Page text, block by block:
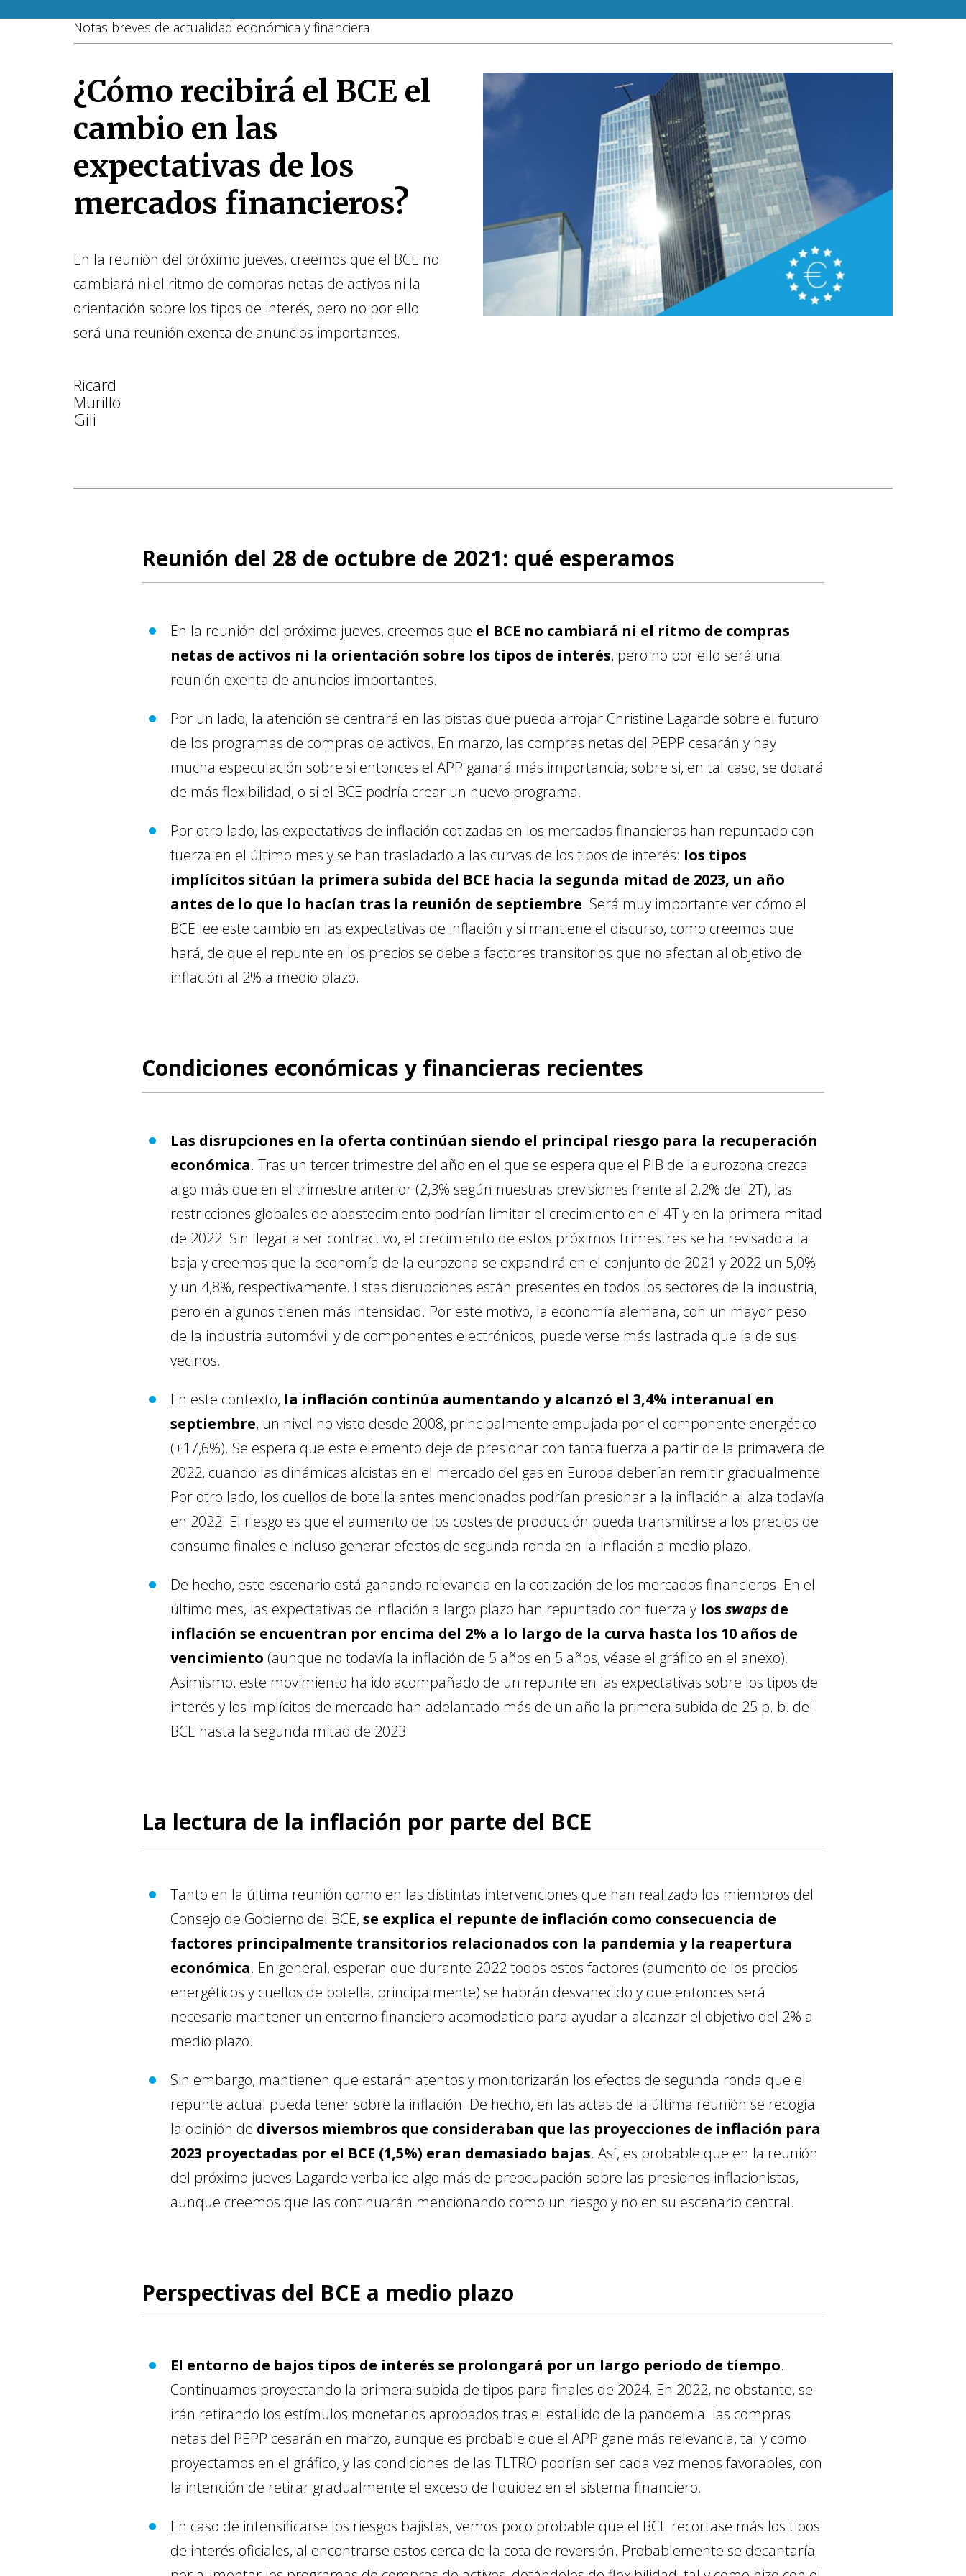
Notas breves de actualidad económica y financiera
¿Cómo recibirá el BCE el
cambio en las
expectativas de los
mercados financieros?
En la reunión del próximo jueves, creemos que el BCE no
cambiará ni el ritmo de compras netas de activos ni la
orientación sobre los tipos de interés, pero no por ello
será una reunión exenta de anuncios importantes.
Ricard
Murillo
Gili
Reunión del 28 de octubre de 2021: qué esperamos
En la reunión del próximo jueves, creemos que el BCE no cambiará ni el ritmo de compras
netas de activos ni la orientación sobre los tipos de interés, pero no por ello será una
reunión exenta de anuncios importantes.
Por un lado, la atención se centrará en las pistas que pueda arrojar Christine Lagarde sobre el futuro
de los programas de compras de activos. En marzo, las compras netas del PEPP cesarán y hay
mucha especulación sobre si entonces el APP ganará más importancia, sobre si, en tal caso, se dotará
de más flexibilidad, o si el BCE podría crear un nuevo programa.
Por otro lado, las expectativas de inflación cotizadas en los mercados financieros han repuntado con
fuerza en el último mes y se han trasladado a las curvas de los tipos de interés: los tipos
implícitos sitúan la primera subida del BCE hacia la segunda mitad de 2023, un año
antes de lo que lo hacían tras la reunión de septiembre. Será muy importante ver cómo el
BCE lee este cambio en las expectativas de inflación y si mantiene el discurso, como creemos que
hará, de que el repunte en los precios se debe a factores transitorios que no afectan al objetivo de
inflación al 2% a medio plazo.
Condiciones económicas y financieras recientes
Las disrupciones en la oferta continúan siendo el principal riesgo para la recuperación
económica. Tras un tercer trimestre del año en el que se espera que el PIB de la eurozona crezca
algo más que en el trimestre anterior (2,3% según nuestras previsiones frente al 2,2% del 2T), las
restricciones globales de abastecimiento podrían limitar el crecimiento en el 4T y en la primera mitad
de 2022. Sin llegar a ser contractivo, el crecimiento de estos próximos trimestres se ha revisado a la
baja y creemos que la economía de la eurozona se expandirá en el conjunto de 2021 y 2022 un 5,0%
y un 4,8%, respectivamente. Estas disrupciones están presentes en todos los sectores de la industria,
pero en algunos tienen más intensidad. Por este motivo, la economía alemana, con un mayor peso
de la industria automóvil y de componentes electrónicos, puede verse más lastrada que la de sus
vecinos.
En este contexto, la inflación continúa aumentando y alcanzó el 3,4% interanual en
septiembre, un nivel no visto desde 2008, principalmente empujada por el componente energético
(+17,6%). Se espera que este elemento deje de presionar con tanta fuerza a partir de la primavera de
2022, cuando las dinámicas alcistas en el mercado del gas en Europa deberían remitir gradualmente.
Por otro lado, los cuellos de botella antes mencionados podrían presionar a la inflación al alza todavía
en 2022. El riesgo es que el aumento de los costes de producción pueda transmitirse a los precios de
consumo finales e incluso generar efectos de segunda ronda en la inflación a medio plazo.
De hecho, este escenario está ganando relevancia en la cotización de los mercados financieros. En el
último mes, las expectativas de inflación a largo plazo han repuntado con fuerza y los swaps de
inflación se encuentran por encima del 2% a lo largo de la curva hasta los 10 años de
vencimiento (aunque no todavía la inflación de 5 años en 5 años, véase el gráfico en el anexo).
Asimismo, este movimiento ha ido acompañado de un repunte en las expectativas sobre los tipos de
interés y los implícitos de mercado han adelantado más de un año la primera subida de 25 p. b. del
BCE hasta la segunda mitad de 2023.
La lectura de la inflación por parte del BCE
Tanto en la última reunión como en las distintas intervenciones que han realizado los miembros del
Consejo de Gobierno del BCE, se explica el repunte de inflación como consecuencia de
factores principalmente transitorios relacionados con la pandemia y la reapertura
económica. En general, esperan que durante 2022 todos estos factores (aumento de los precios
energéticos y cuellos de botella, principalmente) se habrán desvanecido y que entonces será
necesario mantener un entorno financiero acomodaticio para ayudar a alcanzar el objetivo del 2% a
medio plazo.
Sin embargo, mantienen que estarán atentos y monitorizarán los efectos de segunda ronda que el
repunte actual pueda tener sobre la inflación. De hecho, en las actas de la última reunión se recogía
la opinión de diversos miembros que consideraban que las proyecciones de inflación para
2023 proyectadas por el BCE (1,5%) eran demasiado bajas. Así, es probable que en la reunión
del próximo jueves Lagarde verbalice algo más de preocupación sobre las presiones inflacionistas,
aunque creemos que las continuarán mencionando como un riesgo y no en su escenario central.
Perspectivas del BCE a medio plazo
El entorno de bajos tipos de interés se prolongará por un largo periodo de tiempo.
Continuamos proyectando la primera subida de tipos para finales de 2024. En 2022, no obstante, se
irán retirando los estímulos monetarios aprobados tras el estallido de la pandemia: las compras
netas del PEPP cesarán en marzo, aunque es probable que el APP gane más relevancia, tal y como
proyectamos en el gráfico, y las condiciones de las TLTRO podrían ser cada vez menos favorables, con
la intención de retirar gradualmente el exceso de liquidez en el sistema financiero.
En caso de intensificarse los riesgos bajistas, vemos poco probable que el BCE recortase más los tipos
de interés oficiales, al encontrarse estos cerca de la cota de reversión. Probablemente se decantaría